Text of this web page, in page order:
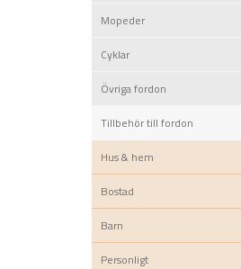
Mopeder
Cyklar
Övriga fordon
Tillbehör till fordon
Hus & hem
Bostad
Barn
Personligt